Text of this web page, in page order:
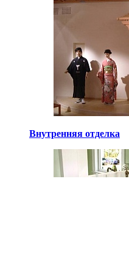
Внутренняя отделка